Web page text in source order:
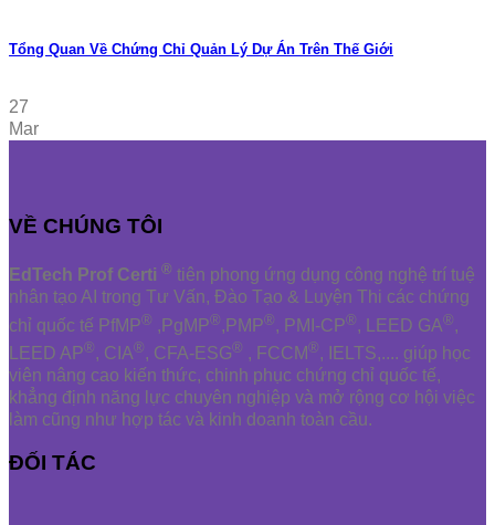
Tổng Quan Về Chứng Chỉ Quản Lý Dự Án Trên Thế Giới
27
Mar
VỀ CHÚNG TÔI
EdTech Prof Certi ® tiên phong ứng dụng công nghệ trí tuệ
nhân tạo AI trong Tư Vấn, Đào Tạo & Luyện Thi các chứng
chỉ quốc tế PfMP® ,PgMP®,PMP®, PMI-CP®, LEED GA®,
LEED AP®, CIA®, CFA-ESG® , FCCM®, IELTS,.... giúp học
viên nâng cao kiến thức, chinh phục chứng chỉ quốc tế,
khẳng định năng lực chuyên nghiệp và mở rộng cơ hội việc
làm cũng như hợp tác và kinh doanh toàn cầu.
ĐỐI TÁC